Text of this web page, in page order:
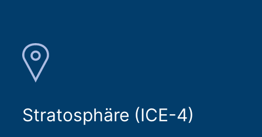
Stratosphäre (ICE-4)